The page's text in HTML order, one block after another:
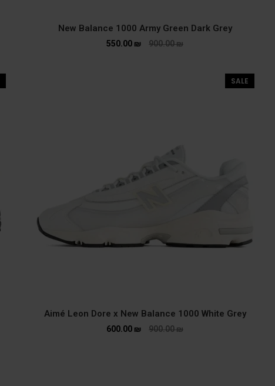
New Balance 1000 Army Green Dark Grey
900.00₪
550.00 ₪
SALE
Aimé Leon Dore x New Balance 1000 White Grey
900.00₪
600.00 ₪